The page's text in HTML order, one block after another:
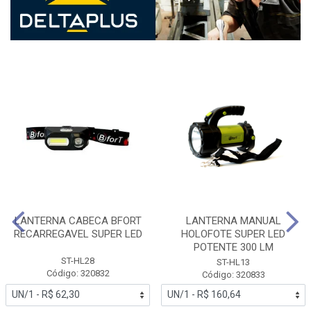
LANTERNA CABECA BFORT
RECARREGAVEL SUPER LED
ST-HL28
Código: 320832
LANTERNA MANUAL
HOLOFOTE SUPER LED
POTENTE 300 LM
ST-HL13
Código: 320833